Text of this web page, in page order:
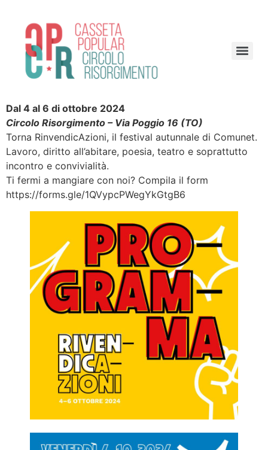
Dal 4 al 6 di ottobre 2024
Circolo Risorgimento – Via Poggio 16 (TO)
Torna RinvendicAzioni, il festival autunnale di Comunet.
Lavoro, diritto all’abitare, poesia, teatro e soprattutto
incontro e convivialità.
Ti fermi a mangiare con noi? Compila il form
https://forms.gle/1QVypcPWegYkGtgB6